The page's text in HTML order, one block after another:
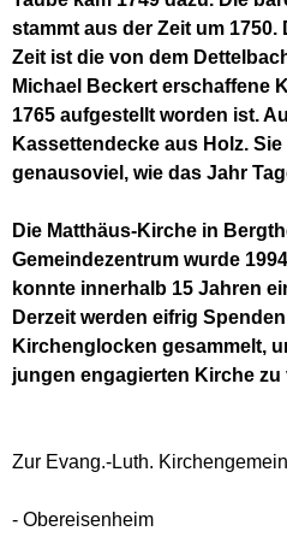
stammt aus der Zeit um
Zeit ist die von dem
Michael Beckert erschaffene
1765 aufgestellt worden ist.
Kassettendecke aus Holz.
genausoviel, wie das Jahr
Die Matthäus-Kirche in
Gemeindezentrum wurde
konnte innerhalb 15 Jahren
Derzeit werden eifrig
Kirchenglocken gesammelt,
jungen engagierten Kirche zu
Zur Evang.-Luth.
- Obereisenheim